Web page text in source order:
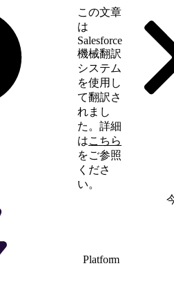
この文章
は
Salesforce
機械翻訳
システム
を使用し
て翻訳さ
れまし
た。詳細
はこちら
をご参照
くださ
い。
Platform